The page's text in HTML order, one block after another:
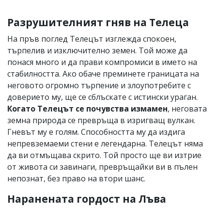
Разрушителният гняв на Телeца
На пръв поглед Телецът изглежда спокоен,
търпелив и изключително земен. Той може да
понася много и да прави компромиси в името на
стабилността. Ако обаче преминете границата на
неговото огромно търпение и злоупотребите с
доверието му, ще се сблъскате с истински ураган.
Когато Телецът се почувства измамен, неговата
земна природа се превръща в изригващ вулкан.
Гневът му е голям. Способността му да издига
непревземаеми стени е легендарна. Телецът няма
да ви отмъщава скрито. Той просто ще ви изтрие
от живота си завинаги, превръщайки ви в пълен
непознат, без право на втори шанс.
Наранената гордост на Лъва